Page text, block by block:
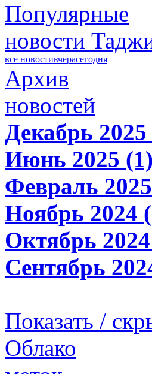
Популярные
новости
все новостивчерасегодня
Архив
новостей
Декабрь 2025
Июнь 2025 (1)
Февраль
Ноябрь 2024
Октябрь
Сентябрь
Показать /
Облако